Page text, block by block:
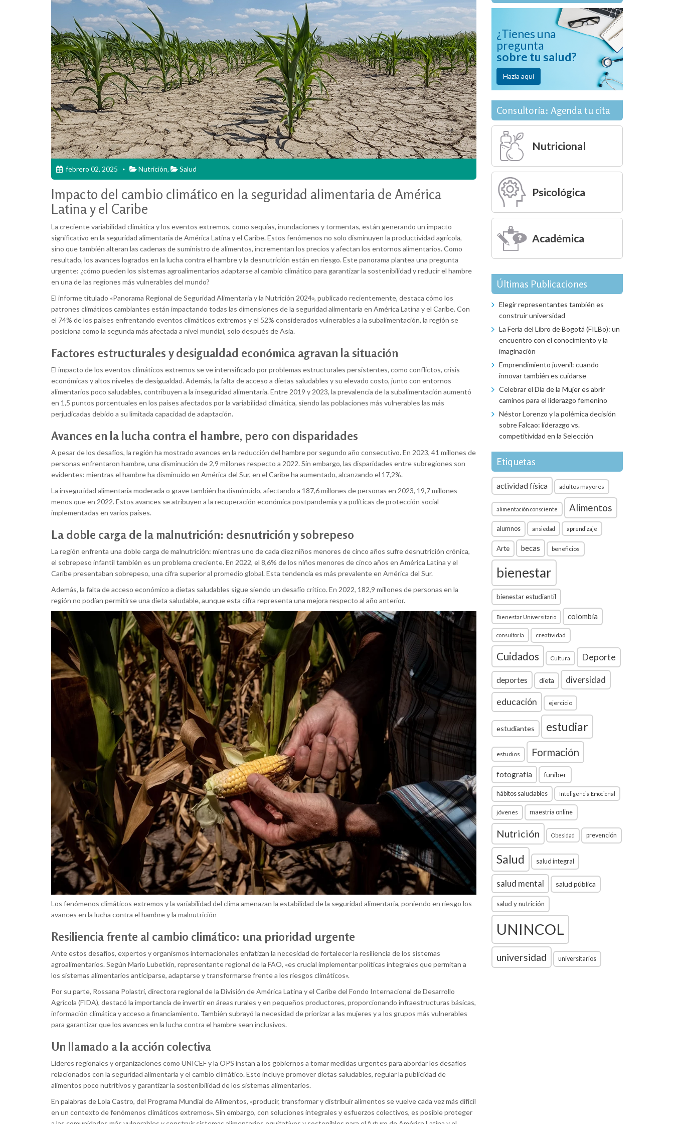
febrero 02, 2025 Nutrición, Salud
Impacto del cambio climático en la seguridad alimentaria de América
Latina y el Caribe
La creciente variabilidad climática y los eventos extremos, como sequías, inundaciones y tormentas, están generando un impacto
significativo en la seguridad alimentaria de América Latina y el Caribe. Estos fenómenos no solo disminuyen la productividad agrícola,
sino que también alteran las cadenas de suministro de alimentos, incrementan los precios y afectan los entornos alimentarios. Como
resultado, los avances logrados en la lucha contra el hambre y la desnutrición están en riesgo. Este panorama plantea una pregunta
urgente: ¿cómo pueden los sistemas agroalimentarios adaptarse al cambio climático para garantizar la sostenibilidad y reducir el hambre
en una de las regiones más vulnerables del mundo?
El informe titulado «Panorama Regional de Seguridad Alimentaria y la Nutrición 2024», publicado recientemente, destaca cómo los
patrones climáticos cambiantes están impactando todas las dimensiones de la seguridad alimentaria en América Latina y el Caribe. Con
el 74% de los países enfrentando eventos climáticos extremos y el 52% considerados vulnerables a la subalimentación, la región se
posiciona como la segunda más afectada a nivel mundial, solo después de Asia.
Factores estructurales y desigualdad económica agravan la situación
El impacto de los eventos climáticos extremos se ve intensificado por problemas estructurales persistentes, como conflictos, crisis
económicas y altos niveles de desigualdad. Además, la falta de acceso a dietas saludables y su elevado costo, junto con entornos
alimentarios poco saludables, contribuyen a la inseguridad alimentaria. Entre 2019 y 2023, la prevalencia de la subalimentación aumentó
en 1,5 puntos porcentuales en los países afectados por la variabilidad climática, siendo las poblaciones más vulnerables las más
perjudicadas debido a su limitada capacidad de adaptación.
Avances en la lucha contra el hambre, pero con disparidades
A pesar de los desafíos, la región ha mostrado avances en la reducción del hambre por segundo año consecutivo. En 2023, 41 millones de
personas enfrentaron hambre, una disminución de 2,9 millones respecto a 2022. Sin embargo, las disparidades entre subregiones son
evidentes: mientras el hambre ha disminuido en América del Sur, en el Caribe ha aumentado, alcanzando el 17,2%.
La inseguridad alimentaria moderada o grave también ha disminuido, afectando a 187,6 millones de personas en 2023, 19,7 millones
menos que en 2022. Estos avances se atribuyen a la recuperación económica postpandemia y a políticas de protección social
implementadas en varios países.
La doble carga de la malnutrición: desnutrición y sobrepeso
La región enfrenta una doble carga de malnutrición: mientras uno de cada diez niños menores de cinco años sufre desnutrición crónica,
el sobrepeso infantil también es un problema creciente. En 2022, el 8,6% de los niños menores de cinco años en América Latina y el
Caribe presentaban sobrepeso, una cifra superior al promedio global. Esta tendencia es más prevalente en América del Sur.
Además, la falta de acceso económico a dietas saludables sigue siendo un desafío crítico. En 2022, 182,9 millones de personas en la
región no podían permitirse una dieta saludable, aunque esta cifra representa una mejora respecto al año anterior.
Los fenómenos climáticos extremos y la variabilidad del clima amenazan la estabilidad de la seguridad alimentaria, poniendo en riesgo los
avances en la lucha contra el hambre y la malnutrición
Resiliencia frente al cambio climático: una prioridad urgente
Ante estos desafíos, expertos y organismos internacionales enfatizan la necesidad de fortalecer la resiliencia de los sistemas
agroalimentarios. Según Mario Lubetkin, representante regional de la FAO, «es crucial implementar políticas integrales que permitan a
los sistemas alimentarios anticiparse, adaptarse y transformarse frente a los riesgos climáticos».
Por su parte, Rossana Polastri, directora regional de la División de América Latina y el Caribe del Fondo Internacional de Desarrollo
Agrícola (FIDA), destacó la importancia de invertir en áreas rurales y en pequeños productores, proporcionando infraestructuras básicas,
información climática y acceso a financiamiento. También subrayó la necesidad de priorizar a las mujeres y a los grupos más vulnerables
para garantizar que los avances en la lucha contra el hambre sean inclusivos.
Un llamado a la acción colectiva
Líderes regionales y organizaciones como UNICEF y la OPS instan a los gobiernos a tomar medidas urgentes para abordar los desafíos
relacionados con la seguridad alimentaria y el cambio climático. Esto incluye promover dietas saludables, regular la publicidad de
alimentos poco nutritivos y garantizar la sostenibilidad de los sistemas alimentarios.
En palabras de Lola Castro, del Programa Mundial de Alimentos, «producir, transformar y distribuir alimentos se vuelve cada vez más difícil
en un contexto de fenómenos climáticos extremos». Sin embargo, con soluciones integrales y esfuerzos colectivos, es posible proteger
¿Tienes una
pregunta
sobre tu salud?
Hazla aquí
Consultoría: Agenda tu cita
Nutricional
Psicológica
Académica
Últimas Publicaciones
Elegir representantes también es
construir universidad
La Feria del Libro de Bogotá (FILBo): un
encuentro con el conocimiento y la
imaginación
Emprendimiento juvenil: cuando
innovar también es cuidarse
Celebrar el Día de la Mujer es abrir
caminos para el liderazgo femenino
Néstor Lorenzo y la polémica decisión
sobre Falcao: liderazgo vs.
competitividad en la Selección
Etiquetas
actividad física adultos mayores
alimentación consciente Alimentos
alumnos ansiedad aprendizaje
Arte becas beneficios
bienestar
bienestar estudiantil
Bienestar Universitario colombia
consultoría creatividad
Cuidados Cultura Deporte
deportes dieta diversidad
educación ejercicio
estudiantes estudiar
estudios Formación
fotografía funiber
hábitos saludables Inteligencia Emocional
jóvenes maestría online
Nutrición Obesidad prevención
Salud salud integral
salud mental salud pública
salud y nutrición
UNINCOL
universidad universitarios